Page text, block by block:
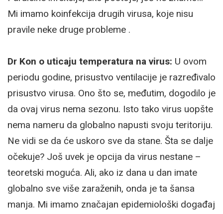
Mi imamo koinfekcija drugih virusa, koje nisu
pravile neke druge probleme .
Dr Kon o uticaju temperatura na virus: U ovom
periodu godine, prisustvo ventilacije je razređivalo
prisustvo virusa. Ono što se, međutim, dogodilo je
da ovaj virus nema sezonu. Isto tako virus uopšte
nema nameru da globalno napusti svoju teritoriju.
Ne vidi se da će uskoro sve da stane. Šta se dalje
očekuje? Još uvek je opcija da virus nestane –
teoretski moguća. Ali, ako iz dana u dan imate
globalno sve više zaraženih, onda je ta šansa
manja. Mi imamo značajan epidemiološki događaj